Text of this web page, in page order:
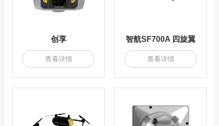
创享
查看详情
智航SF700A 四旋翼
查看详情